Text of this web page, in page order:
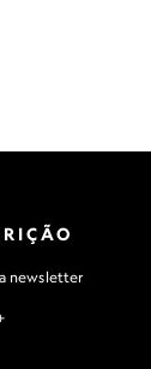
newsletter